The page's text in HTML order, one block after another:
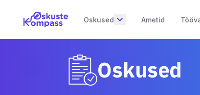
Oskused Ametid
Oskused